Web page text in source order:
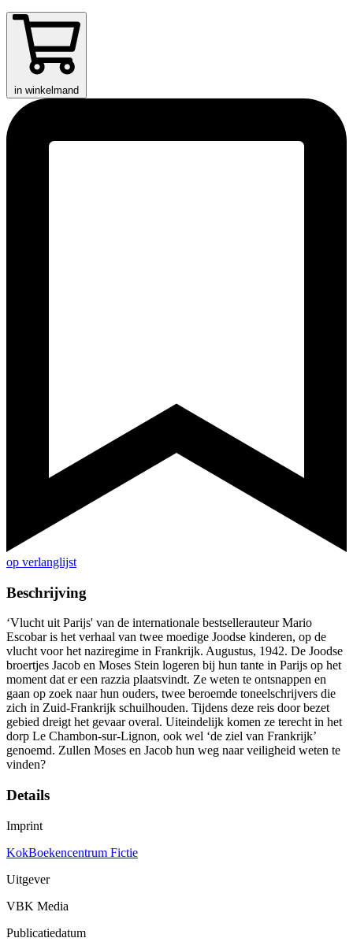
in winkelmand
op verlanglijst
Beschrijving
‘Vlucht uit Parijs' van de internationale bestsellerauteur Mario
Escobar is het verhaal van twee moedige Joodse kinderen, op de
vlucht voor het naziregime in Frankrijk. Augustus, 1942. De Joodse
broertjes Jacob en Moses Stein logeren bij hun tante in Parijs op het
moment dat er een razzia plaatsvindt. Ze weten te ontsnappen en
gaan op zoek naar hun ouders, twee beroemde toneelschrijvers die
zich in Zuid-Frankrijk schuilhouden. Tijdens deze reis door bezet
gebied dreigt het gevaar overal. Uiteindelijk komen ze terecht in het
dorp Le Chambon-sur-Lignon, ook wel ‘de ziel van Frankrijk’
genoemd. Zullen Moses en Jacob hun weg naar veiligheid weten te
vinden?
Details
Imprint
KokBoekencentrum Fictie
Uitgever
VBK Media
Publicatiedatum